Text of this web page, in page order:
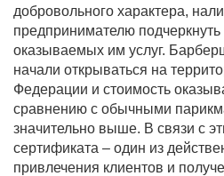
добровольного характера,
предпринимателю подчеркнуть
оказываемых им услуг.
начали открываться на
Федерации и стоимость
сравнению с обычными
значительно выше. В связи с
сертификата – один из
привлечения клиентов и